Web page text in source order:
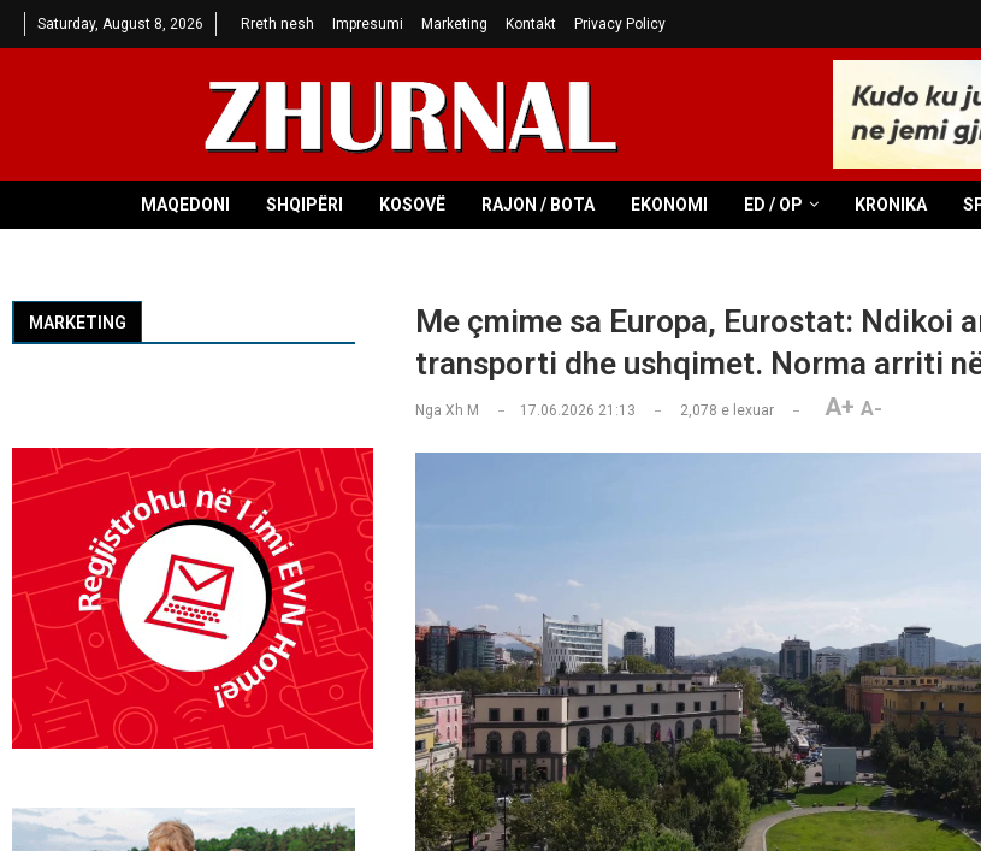
Saturday, August 8, 2026 Rreth nesh Impresumi Marketing Kontakt Privacy Policy
MAQEDONI SHQIPËRI KOSOVË RAJON / BOTA EKONOMI ED / OP KRONIKA
Me çmime sa Europa, Eurostat: Ndikoi
transporti dhe ushqimet. Norma arriti
Nga Xh M 17.06.2026 21:13 2,078 e lexuar A+ A-
MARKETING